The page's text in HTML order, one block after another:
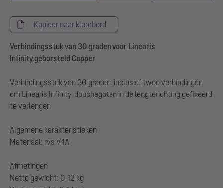
Kopieer naar klembord
Verbindingsstuk van 30 graden voor Linearis
Infinity,geborsteld Copper
Verbindingsstuk van 30 graden, inclusief twee verbindingen
om Linearis Infinity-douchegoten in de lengterichting gefixeerd
te verlengen
Algemene karakteristieken
Materiaal: rvs V4A
Afmetingen
Netto gewicht: 0,12 kg